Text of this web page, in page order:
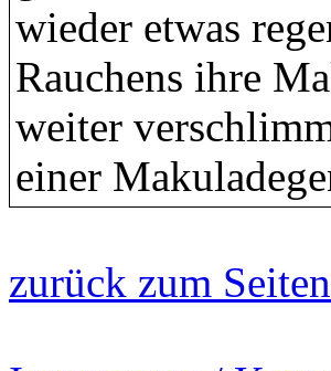
wieder etwas
Rauchens ihre
weiter
einer
zurück zum